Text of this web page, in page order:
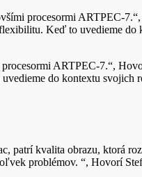
procesormi ARTPEC-
Keď to uvedieme do
ARTPEC-7.“,
do kontextu svojich
patrí kvalita obrazu, ktorá
problémov. “, Hovorí